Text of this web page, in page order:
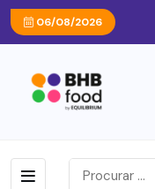
06/08/2026